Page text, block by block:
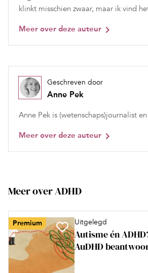
klinkt misschien zwaar, maar ik vind
Meer over deze auteur
Geschreven door
Anne Pek
Anne Pek is (wetenschaps)journalist
Meer over deze auteur
Meer over ADHD
Premium Uitgelegd
Autisme én
AuDHD